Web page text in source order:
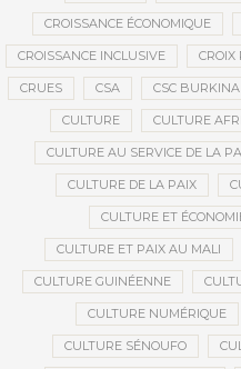
CROISSANCE ÉCONOMIQUE
CROISSANCE INCLUSIVE CROIX
CRUES CSA CSC BURKINA
CULTURE CULTURE
CULTURE AU SERVICE DE LA
CULTURE DE LA PAIX
CULTURE ET
CULTURE ET PAIX AU MALI
CULTURE GUINÉENNE
CULTURE NUMÉRIQUE
CULTURE SÉNOUFO